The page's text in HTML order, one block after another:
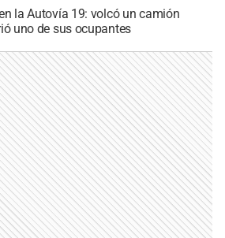
la Autovía 19: volcó un camión
uno de sus ocupantes